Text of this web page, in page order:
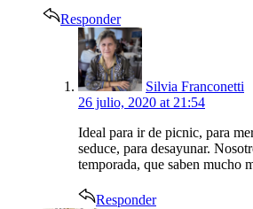
Responder
says:
Silvia Franconetti
26 julio, 2020 at 21:54
Ideal para ir de picnic, para
seduce, para desayunar.
temporada, que saben mucho
Responder